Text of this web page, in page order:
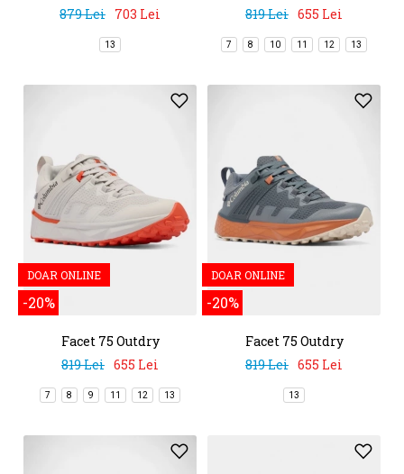
879 Lei 703 Lei
13
819 Lei 655 Lei
7 8 10 11 12 13
DOAR ONLINE
-20%
Facet 75 Outdry
819 Lei 655 Lei
7 8 9 11 12 13
DOAR ONLINE
-20%
Facet 75 Outdry
819 Lei 655 Lei
13